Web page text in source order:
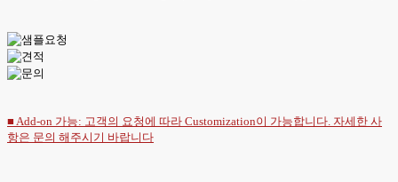
■ Add-on 가능: 고객의 요청에 따라 Customization이 가능합니다. 자세한 사
항은 문의 해주시기 바랍니다